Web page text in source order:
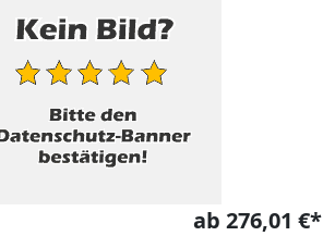
ab 276,01 €*